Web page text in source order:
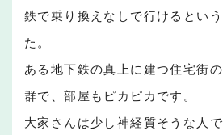
鉄で乗り換えなしで行けるとい
た。
ある地下鉄の真上に建つ住宅街
群で、部屋もピカピカです。
大家さんは少し神経質そうな人